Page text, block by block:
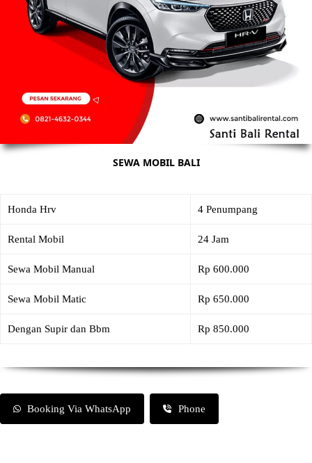
SEWA MOBIL BALI
Honda Hrv 4 Penumpang
Rental Mobil 24 Jam
Sewa Mobil Manual Rp 600.000
Sewa Mobil Matic Rp 650.000
Dengan Supir dan Bbm Rp 850.000
Booking Via WhatsApp Phone